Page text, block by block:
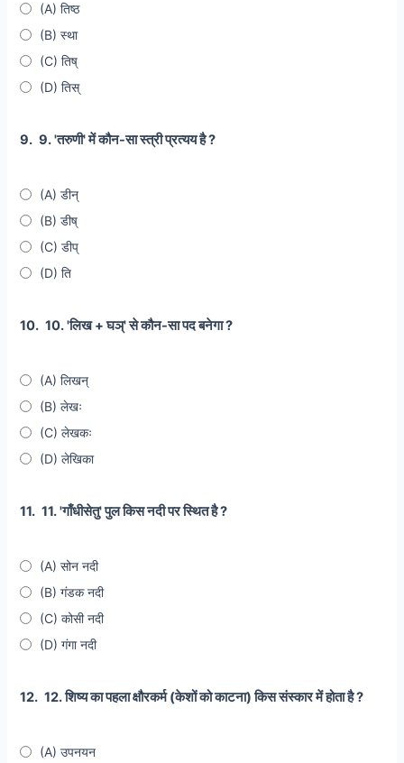
(A) तिष्ठ
(B) स्था
(C) तिष्
(D) तिस्
9. 9. 'तरुणी' में कौन-सा स्त्री प्रत्यय है ?
(A) डीन्
(B) डीष्
(C) डीप्
(D) ति
10. 10. 'लिख + घञ्' से कौन-सा पद बनेगा ?
(A) लिखन्
(B) लेखः
(C) लेखकः
(D) लेखिका
11. 11. 'गाँधीसेतु' पुल किस नदी पर स्थित है ?
(A) सोन नदी
(B) गंडक नदी
(C) कोसी नदी
(D) गंगा नदी
12. 12. शिष्य का पहला क्षौरकर्म (केशों को काटना) किस संस्कार में होता है ?
(A) उपनयन